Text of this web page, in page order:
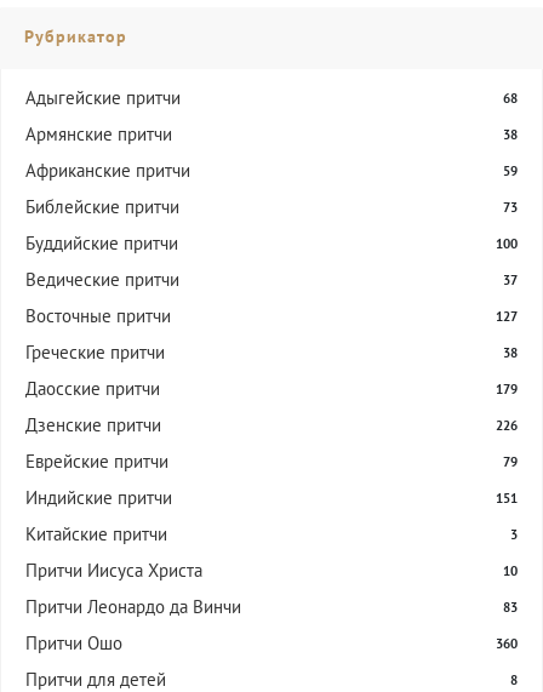
Рубрикатор
Адыгейские притчи 68
Армянские притчи 38
Африканские притчи 59
Библейские притчи 73
Буддийские притчи 100
Ведические притчи 37
Восточные притчи 127
Греческие притчи 38
Даосские притчи 179
Дзенские притчи 226
Еврейские притчи 79
Индийские притчи 151
Китайские притчи 3
Притчи Иисуса Христа 10
Притчи Леонардо да Винчи 83
Притчи Ошо 360
Притчи для детей 8